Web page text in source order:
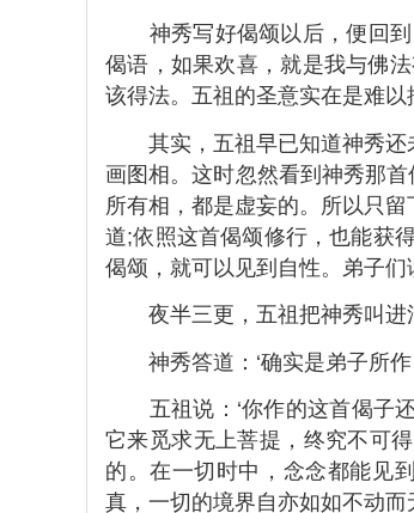
神秀写好偈颂以后，便回到
偈语，如果欢喜，就是我与佛
该得法。五祖的圣意实在是难以
其实，五祖早已知道神秀还
画图相。这时忽然看到神秀那
所有相，都是虚妄的。所以只
道;依照这首偈颂修行，也能获
偈颂，就可以见到自性。弟子们
夜半三更，五祖把神秀叫进
神秀答道：‘确实是弟子所作
五祖说：‘你作的这首偈子还
它来觅求无上菩提，终究不可
的。在一切时中，念念都能见
真，一切的境界自亦如如不动